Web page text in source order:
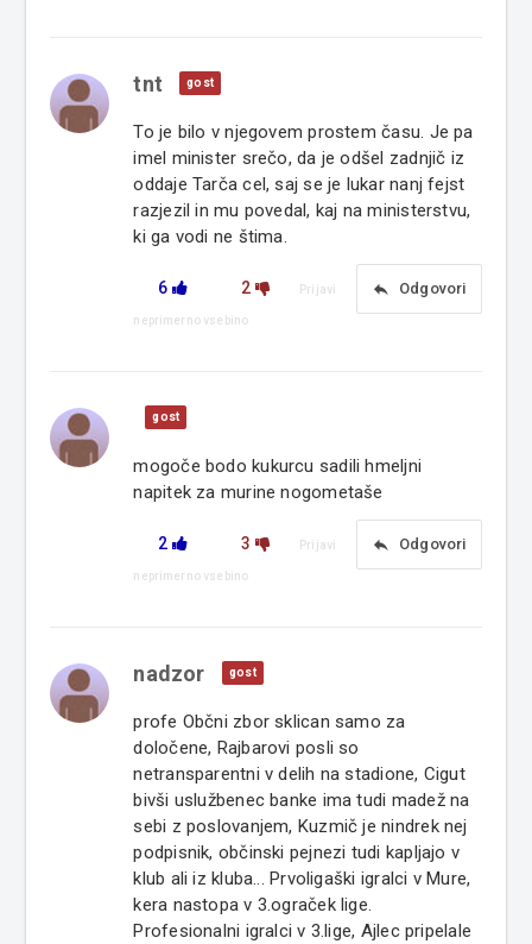
tnt gost
To je bilo v njegovem prostem času. Je pa
imel minister srečo, da je odšel zadnjič iz
oddaje Tarča cel, saj se je lukar nanj fejst
razjezil in mu povedal, kaj na ministerstvu,
ki ga vodi ne štima.
6 2 reply Odgovori
Prijavi
neprimerno vsebino
gost
mogoče bodo kukurcu sadili hmeljni
napitek za murine nogometaše
2 3 reply Odgovori
Prijavi
neprimerno vsebino
nadzor gost
profe Občni zbor sklican samo za
določene, Rajbarovi posli so
netransparentni v delih na stadione, Cigut
bivši uslužbenec banke ima tudi madež na
sebi z poslovanjem, Kuzmič je nindrek nej
podpisnik, občinski pejnezi tudi kapljajo v
klub ali iz kluba... Prvoligaški igralci v Mure,
kera nastopa v 3.ograček lige.
Profesionalni igralci v 3.lige, Ajlec pripelale